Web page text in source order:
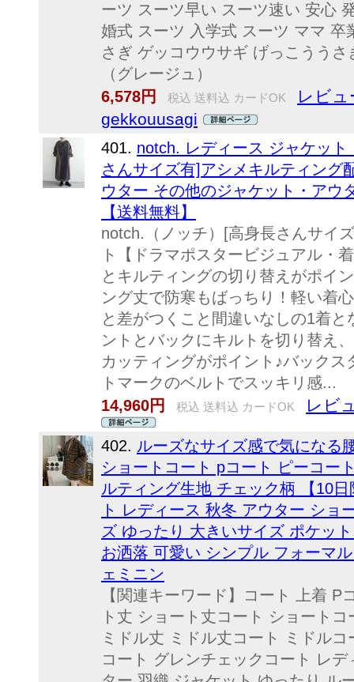
ーツ スーツ早い スーツ速い 安心
婚式 スーツ 入学式 スーツ ママ 卒
さぎ ゲッコウウサギ げっこう
（グレージュ）
6,578円
税込 送料込 カードOK
レビュ
gekkouusagi
401. notch. レディース ジャケッ
さんサイズ有]アシメキルティング
ウター その他のジャケット・アウ
【送料無料】
notch.（ノッチ）[高身長さんサイ
ト【ドラマポスタービジュアル・
とキルティングの切り替えがポイ
ング丈で防寒もばっちり！軽い着
と差がつくこと間違いなしの1着
ントとバックにキルトを切り替え
カッティングがポイント♪バック
トマークのベルトでスッキリ感...
14,960円
税込 送料込 カードOK レビ
402. ルーズなサイズ感で気になる
ショートコート pコート ピーコー
ルティング生地 チェック柄 【10
ト レディース 秋冬 アウター ショ
ズ ゆったり 大きいサイズ ポケッ
お洒落 可愛い シンプル フォーマ
ェミニン
【関連キーワード】コート 上着
ト丈 ショート丈コート ショート
ミドル丈 ミドル丈コート ミドル
コート グレンチェックコート レ